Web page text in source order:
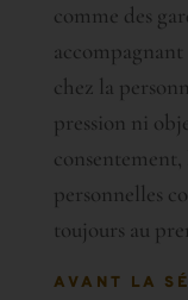
comme des
chez la
pression ni
consentement,
personnelles
toujours au
AVANT LA